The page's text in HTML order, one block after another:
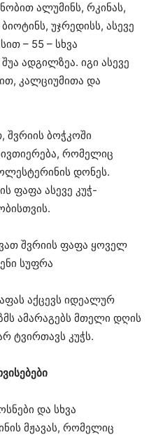
ალუმინს, რკინას,
უჯრედისს, ასევე
– 55 – სხვა
ადგილზეა. იგი ასევე
კალციუმითა და
შვრიის ბოჭკოში
რომელიც
დონეს.
ფაფა ასევე კუჭ-
აქცევს იდეალურ
ამარაგებს მთელი დღის
ტვირთავს კუჭს.
და სხვა
მჟავას, რომელიც